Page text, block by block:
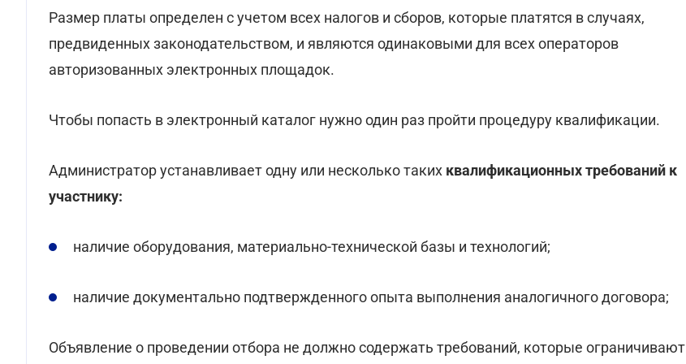
Размер платы определен с учетом всех налогов и сборов, которые платятся в случаях,
предвиденных законодательством, и являются одинаковыми для всех операторов
авторизованных электронных площадок.
Чтобы попасть в электронный каталог нужно один раз пройти процедуру квалификации.
Администратор устанавливает одну или несколько таких квалификационных требований к
участнику:
наличие оборудования, материально-технической базы и технологий;
наличие документально подтвержденного опыта выполнения аналогичного договора;
Объявление о проведении отбора не должно содержать требований, которые ограничивают